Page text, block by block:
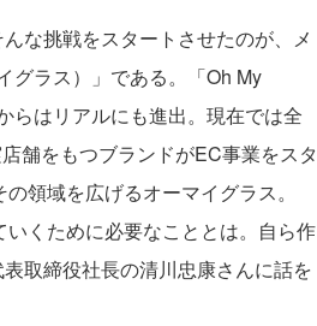
な挑戦をスタートさせたのが、メ
グラス）」である。「Oh My
らはリアルにも進出。現在では全
舗をもつブランドがEC事業をスタ
領域を広げるオーマイグラス。
くために必要なこととは。自ら作
取締役社長の清川忠康さんに話を